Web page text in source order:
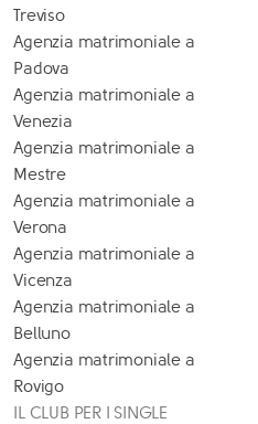
Treviso
Agenzia matrimoniale a
Padova
Agenzia matrimoniale a
Venezia
Agenzia matrimoniale a
Mestre
Agenzia matrimoniale a
Verona
Agenzia matrimoniale a
Vicenza
Agenzia matrimoniale a
Belluno
Agenzia matrimoniale a
Rovigo
IL CLUB PER I SINGLE